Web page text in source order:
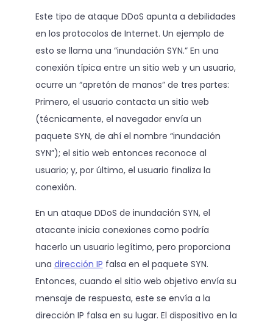
Este tipo de ataque DDoS apunta a debilidades
en los protocolos de Internet. Un ejemplo de
esto se llama una “inundación SYN.” En una
conexión típica entre un sitio web y un usuario,
ocurre un “apretón de manos” de tres partes:
Primero, el usuario contacta un sitio web
(técnicamente, el navegador envía un
paquete SYN, de ahí el nombre “inundación
SYN”); el sitio web entonces reconoce al
usuario; y, por último, el usuario finaliza la
conexión.
En un ataque DDoS de inundación SYN, el
atacante inicia conexiones como podría
hacerlo un usuario legítimo, pero proporciona
una dirección IP falsa en el paquete SYN.
Entonces, cuando el sitio web objetivo envía su
mensaje de respuesta, este se envía a la
dirección IP falsa en su lugar. El dispositivo en la